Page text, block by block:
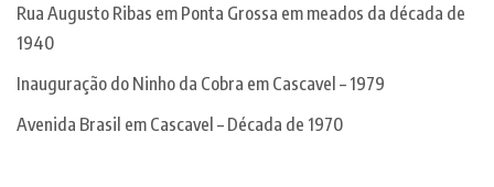
Rua Augusto Ribas em Ponta Grossa em meados da década de
1940
Inauguração do Ninho da Cobra em Cascavel – 1979
Avenida Brasil em Cascavel – Década de 1970